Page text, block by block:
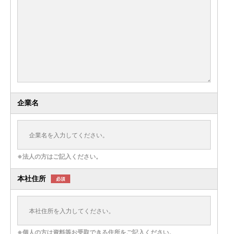
企業名
※法人の方はご記入ください。
本社住所 必須